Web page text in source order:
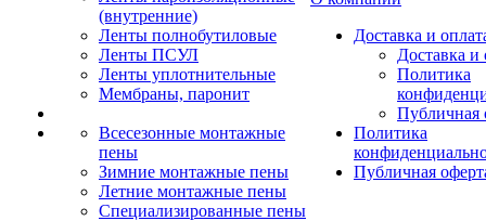
(внутренние)
Ленты полнобутиловые
Ленты ПСУЛ
Ленты уплотнительные
Мембраны, паронит
Всесезонные монтажные
пены
Зимние монтажные пены
Летние монтажные пены
Специализированные пены
Доставка и
Доставка и
Политика
Публичная
Политика
Публичная